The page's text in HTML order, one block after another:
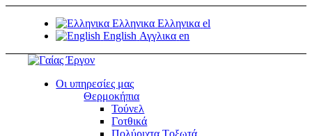
Ελληνικα Ελληνικα el
English Αγγλικα en
Οι υπηρεσίες μας
Θερμοκήπια
Τούνελ
Γοτθικά
Πολύριχτα Tοξωτά